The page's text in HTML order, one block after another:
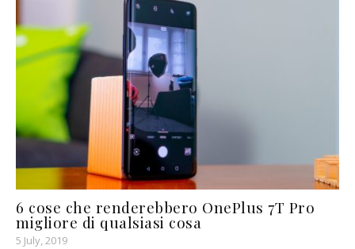
6 cose che renderebbero OnePlus 7T Pro
migliore di qualsiasi cosa
5 July, 2019